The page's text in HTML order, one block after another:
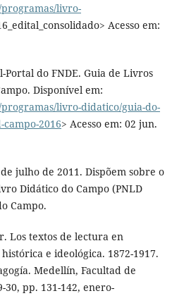
livro-
Acesso em:
Portal do FNDE. Guia de Livros
Disponível em:
livro-didatico/guia-do-
2016> Acesso em: 02 jun.
julho de 2011. Dispõem sobre o
Didático do Campo (PNLD
Campo.
Los textos de lectura en
e ideológica. 1872-1917.
Medellín, Facultad de
30, pp. 131-142, enero-